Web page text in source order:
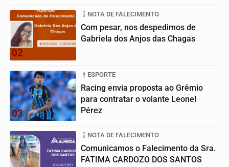
02
NOTA DE FALECIMENTO
Com pesar, nos despedimos de
Gabriela dos Anjos das Chagas
03
ESPORTE
Racing envia proposta ao Grêmio
para contratar o volante Leonel
Pérez
NOTA DE FALECIMENTO
Comunicamos o Falecimento da Sra.
FATIMA CARDOZO DOS SANTOS